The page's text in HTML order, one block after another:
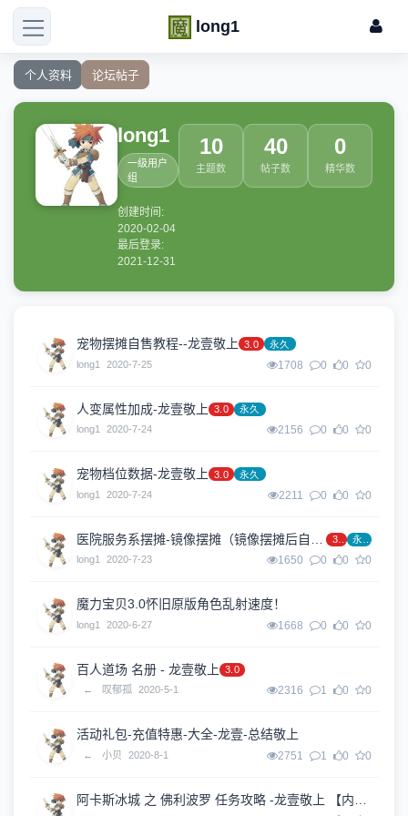
long1
个人资料 论坛帖子
long1
一级用户
组
创建时间:
2020-02-04
最后登录:
2021-12-31
10
主题数
40
帖子数
0
精华数
宠物摆摊自售教程--龙壹敬上 3.0
永久
long1
2020-7-25 1708 0 0 0
人变属性加成-龙壹敬上 3.0
永久
long1
2020-7-24 2156 0 0 0
宠物档位数据-龙壹敬上 3.0
永久
long1
2020-7-24 2211 0 0 0
3.0
永久
long1
2020-7-23 1650 0 0 0
魔力宝贝3.0怀旧原版角色乱射速度！
long1 2020-6-27 1668 0 0 0
百人道场 名册 - 龙壹敬上
3.0
←
叹郁孤 2020-5-1 2316 1 0 0
活动礼包-充值特惠-大全-龙壹-总结敬上
← 小贝 2020-8-1 2751 1 0 0